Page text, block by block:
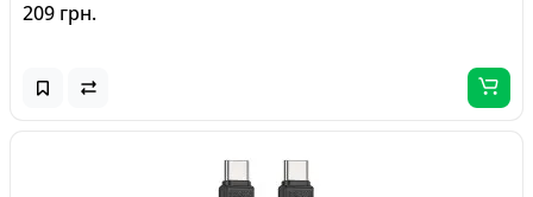
209 грн.